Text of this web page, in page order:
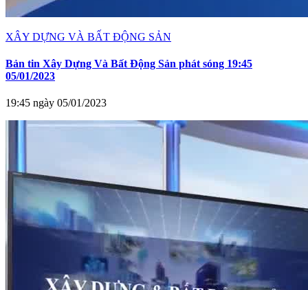
XÂY DỰNG VÀ BẤT ĐỘNG SẢN
Bản tin Xây Dựng Và Bất Động Sản phát sóng 19:45
05/01/2023
19:45 ngày 05/01/2023